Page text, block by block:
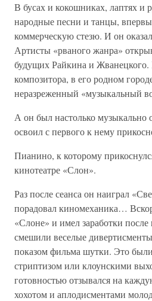
В бусах и кокошниках, лаптях и
народные песни и танцы,
коммерческую стезю. И он
Артисты «рваного жанра»
будущих Райкина и
композитора, в его родном
неразреженный «музыкальный
А он был настолько музыкально
освоил с первого к нему
Пианино, к которому
кинотеатре «Слон».
Раз после сеанса он наиграл
порадовал киномеханика…
«Слоне» и имел заработки
смешили веселые
показом фильма шутки. Это
стриптизом или клоунскими
готовностью отзывался на
хохотом и аплодисментами